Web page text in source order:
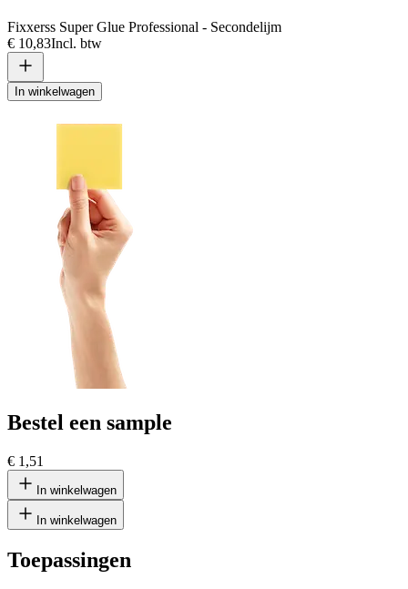
Fixxerss Super Glue Professional - Secondelijm
€ 10,83Incl. btw
In winkelwagen
Bestel een sample
€ 1,51
In winkelwagen
In winkelwagen
Toepassingen